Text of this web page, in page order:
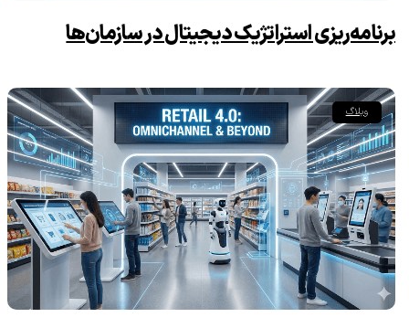
برنامه‌ریزی استراتژیک دیجیتال در سازمان‌ها
وبلاگ